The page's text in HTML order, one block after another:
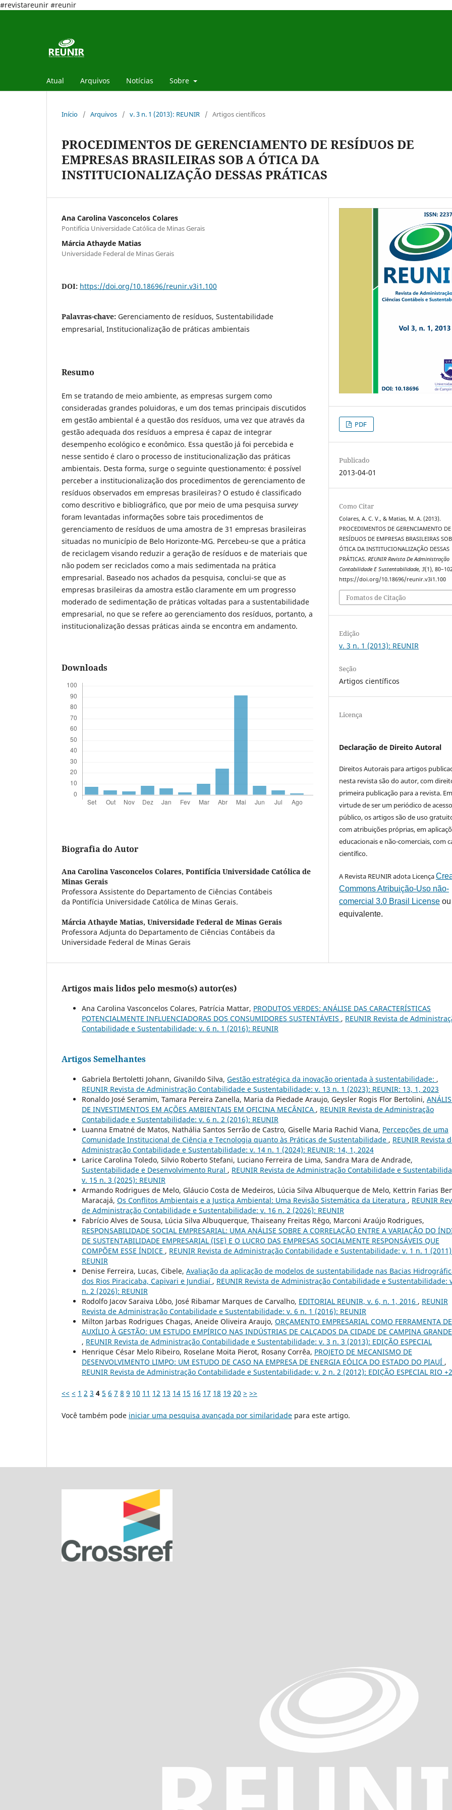
#revistareunir #reunir
Atual Arquivos Notícias Sobre
Início / Arquivos / v. 3 n. 1 (2013): REUNIR / Artigos científicos
PROCEDIMENTOS DE GERENCIAMENTO DE RESÍDUOS DE
EMPRESAS BRASILEIRAS SOB A ÓTICA DA
INSTITUCIONALIZAÇÃO DESSAS PRÁTICAS
Ana Carolina Vasconcelos Colares
Pontifícia Universidade Católica de Minas Gerais
Márcia Athayde Matias
Universidade Federal de Minas Gerais
DOI: https://doi.org/10.18696/reunir.v3i1.100
Palavras-chave: Gerenciamento de resíduos, Sustentabilidade
empresarial, Institucionalização de práticas ambientais
Resumo
Em se tratando de meio ambiente, as empresas surgem como
consideradas grandes poluidoras, e um dos temas principais discutidos
em gestão ambiental é a questão dos resíduos, uma vez que através da
gestão adequada dos resíduos a empresa é capaz de integrar
desempenho ecológico e econômico. Essa questão já foi percebida e
nesse sentido é claro o processo de institucionalização das práticas
ambientais. Desta forma, surge o seguinte questionamento: é possível
perceber a institucionalização dos procedimentos de gerenciamento de
resíduos observados em empresas brasileiras? O estudo é classificado
como descritivo e bibliográfico, que por meio de uma pesquisa survey
foram levantadas informações sobre tais procedimentos de
gerenciamento de resíduos de uma amostra de 31 empresas brasileiras
situadas no município de Belo Horizonte-MG. Percebeu-se que a prática
de reciclagem visando reduzir a geração de resíduos e de materiais que
não podem ser reciclados como a mais sedimentada na prática
empresarial. Baseado nos achados da pesquisa, conclui-se que as
empresas brasileiras da amostra estão claramente em um progresso
moderado de sedimentação de práticas voltadas para a sustentabilidade
empresarial, no que se refere ao gerenciamento dos resíduos, portanto, a
institucionalização dessas práticas ainda se encontra em andamento.
Downloads
Biografia do Autor
Ana Carolina Vasconcelos Colares, Pontifícia Universidade Católica de
Minas Gerais
Professora Assistente do Departamento de Ciências Contábeis
da Pontifícia Universidade Católica de Minas Gerais.
Márcia Athayde Matias, Universidade Federal de Minas Gerais
Professora Adjunta do Departamento de Ciências Contábeis da
Universidade Federal de Minas Gerais
PDF
Publicado
2013-04-01
Como Citar
Colares, A. C. V., & Matias, M. A. (2013).
PROCEDIMENTOS DE GERENCIAMENTO DE
RESÍDUOS DE EMPRESAS BRASILEIRAS
ÓTICA DA INSTITUCIONALIZAÇÃO DESSAS
PRÁTICAS.REUNIR Revista De Administração
Contabilidade E Sustentabilidade,3(1),
https://doi.org/10.18696/reunir.v3i1.100
Fomatos de Citação
Edição
v. 3 n. 1 (2013): REUNIR
Seção
Artigos científicos
Licença
Declaração de Direito Autoral
Direitos Autorais para artigos
nesta revista são do autor, com
primeira publicação para a revista.
virtude de ser um periódico de
público, os artigos são de uso
com atribuições próprias, em
educacionais e não-comerciais, com
científico.
A Revista REUNIR adota Licença
Commons Atribuição-Uso não-
comercial 3.0 Brasil License
equivalente.
Artigos mais lidos pelo mesmo(s) autor(es)
Ana Carolina Vasconcelos Colares, Patrícia Mattar, PRODUTOS VERDES: ANÁLISE DAS CARACTERÍSTICAS
POTENCIALMENTE INFLUENCIADORAS DOS CONSUMIDORES SUSTENTÁVEIS , REUNIR Revista de
Contabilidade e Sustentabilidade: v. 6 n. 1 (2016): REUNIR
Artigos Semelhantes
Gabriela Bertoletti Johann, Givanildo Silva, Gestão estratégica da inovação orientada à sustentabilidade: ,
REUNIR Revista de Administração Contabilidade e Sustentabilidade: v. 13 n. 1 (2023): REUNIR: 13, 1, 2023
Ronaldo José Seramim, Tamara Pereira Zanella, Maria da Piedade Araujo, Geysler Rogis Flor Bertolini,
DE INVESTIMENTOS EM AÇÕES AMBIENTAIS EM OFICINA MECÂNICA , REUNIR Revista de Administração
Contabilidade e Sustentabilidade: v. 6 n. 2 (2016): REUNIR
Luanna Ematné de Matos, Nathália Santos Serrão de Castro, Giselle Maria Rachid Viana, Percepções de uma
Comunidade Institucional de Ciência e Tecnologia quanto às Práticas de Sustentabilidade , REUNIR Revista
Administração Contabilidade e Sustentabilidade: v. 14 n. 1 (2024): REUNIR: 14, 1, 2024
Larice Carolina Toledo, Silvio Roberto Stefani, Luciano Ferreira de Lima, Sandra Mara de Andrade,
Sustentabilidade e Desenvolvimento Rural , REUNIR Revista de Administração Contabilidade e
v. 15 n. 3 (2025): REUNIR
Armando Rodrigues de Melo, Gláucio Costa de Medeiros, Lúcia Silva Albuquerque de Melo, Kettrin Farias
Maracajá, Os Conflitos Ambientais e a Justiça Ambiental: Uma Revisão Sistemática da Literatura , REUNIR
de Administração Contabilidade e Sustentabilidade: v. 16 n. 2 (2026): REUNIR
Fabrício Alves de Sousa, Lúcia Silva Albuquerque, Thaiseany Freitas Rêgo, Marconi Araújo Rodrigues,
RESPONSABILIDADE SOCIAL EMPRESARIAL: UMA ANÁLISE SOBRE A CORRELAÇÃO ENTRE A VARIAÇÃO DO
DE SUSTENTABILIDADE EMPRESARIAL (ISE) E O LUCRO DAS EMPRESAS SOCIALMENTE RESPONSÁVEIS QUE
COMPÕEM ESSE ÍNDICE , REUNIR Revista de Administração Contabilidade e Sustentabilidade: v. 1 n. 1
REUNIR
Denise Ferreira, Lucas, Cibele, Avaliação da aplicação de modelos de sustentabilidade nas Bacias
dos Rios Piracicaba, Capivari e Jundiaí , REUNIR Revista de Administração Contabilidade e Sustentabilidade:
n. 2 (2026): REUNIR
Rodolfo Jacov Saraiva Lôbo, José Ribamar Marques de Carvalho, EDITORIAL REUNIR, v. 6, n. 1, 2016 , REUNIR
Revista de Administração Contabilidade e Sustentabilidade: v. 6 n. 1 (2016): REUNIR
Milton Jarbas Rodrigues Chagas, Aneide Oliveira Araujo, ORÇAMENTO EMPRESARIAL COMO FERRAMENTA DE
AUXÍLIO À GESTÃO: UM ESTUDO EMPÍRICO NAS INDÚSTRIAS DE CALÇADOS DA CIDADE DE CAMPINA
, REUNIR Revista de Administração Contabilidade e Sustentabilidade: v. 3 n. 3 (2013): EDIÇÃO ESPECIAL
Henrique César Melo Ribeiro, Roselane Moita Pierot, Rosany Corrêa, PROJETO DE MECANISMO DE
DESENVOLVIMENTO LIMPO: UM ESTUDO DE CASO NA EMPRESA DE ENERGIA EÓLICA DO ESTADO DO PIAUÍ ,
REUNIR Revista de Administração Contabilidade e Sustentabilidade: v. 2 n. 2 (2012): EDIÇÃO ESPECIAL RIO
<< < 1 2 3 4 5 6 7 8 9 10 11 12 13 14 15 16 17 18 19 20 > >>
Você também pode iniciar uma pesquisa avançada por similaridade para este artigo.